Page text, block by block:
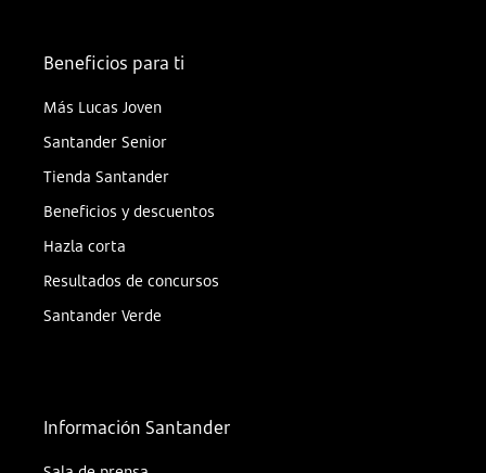
Beneficios para ti
Más Lucas Joven
Santander Senior
Tienda Santander
Beneficios y descuentos
Hazla corta
Resultados de concursos
Santander Verde
Información Santander